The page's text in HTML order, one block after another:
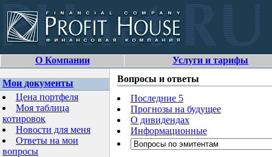
О Компании Услуги и тарифы
Мои документы
Цена портфеля
Моя таблица
котировок
Новости для меня
Ответы на мои
вопросы
Вопросы и ответы
Последние 5
Прогнозы на будущее
О дивидендах
Информационные